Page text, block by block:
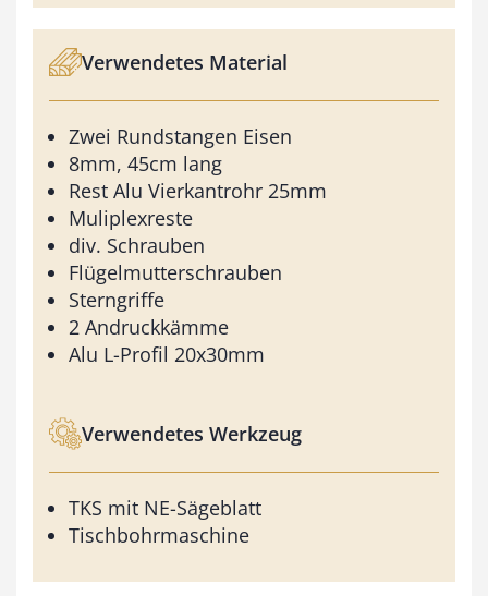
Verwendetes Material
Zwei Rundstangen Eisen
8mm, 45cm lang
Rest Alu Vierkantrohr 25mm
Muliplexreste
div. Schrauben
Flügelmutterschrauben
Sterngriffe
2 Andruckkämme
Alu L-Profil 20x30mm
Verwendetes Werkzeug
TKS mit NE-Sägeblatt
Tischbohrmaschine